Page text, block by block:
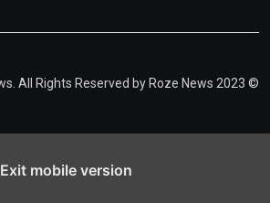
© 2023 Roze News. All Rights Reserved by Roze News
Exit mobile version